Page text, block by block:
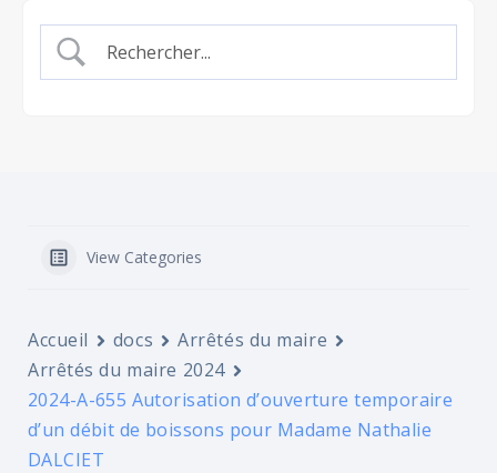
View Categories
Accueil docs
Arrêtés du maire
Arrêtés du maire 2024
2024-A-655 Autorisation d’ouverture temporaire
d’un débit de boissons pour Madame Nathalie
DALCIET